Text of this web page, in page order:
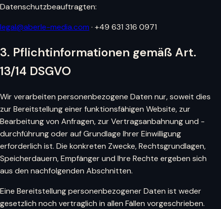
Datenschutzbeauftragten:
legal@aberle-media.com · +49 631 316 0971
3. Pflichtinformationen gemäß Art.
13/14 DSGVO
Wir verarbeiten personenbezogene Daten nur, soweit dies
zur Bereitstellung einer funktionsfähigen Website, zur
Bearbeitung von Anfragen, zur Vertragsanbahnung und -
durchführung oder auf Grundlage Ihrer Einwilligung
erforderlich ist. Die konkreten Zwecke, Rechtsgrundlagen,
Speicherdauern, Empfänger und Ihre Rechte ergeben sich
aus den nachfolgenden Abschnitten.
Eine Bereitstellung personenbezogener Daten ist weder
gesetzlich noch vertraglich in allen Fällen vorgeschrieben.